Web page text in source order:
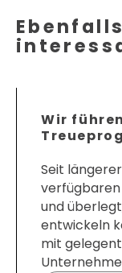
Ebenfalls
Wir
Seit
und
entwickeln
mit